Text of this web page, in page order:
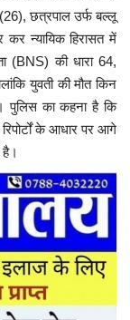
छत्रपाल उर्फ बल्लू
न्यायिक हिरासत में
(BNS) की धारा 64,
युवती की मौत किन
पुलिस का कहना है कि
के आधार पर आगे
है।